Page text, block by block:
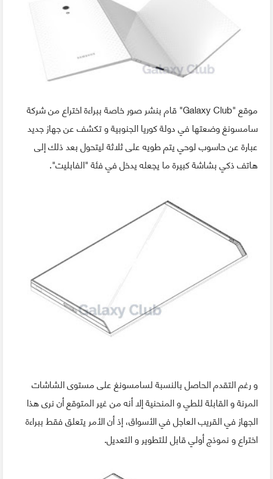
موقع "Galaxy Club" قام بنشر صور خاصة ببراءة اختراع من شركة
سامسونغ وضعتها في دولة كوريا الجنوبية و تكشف عن جهاز جديد
عبارة عن حاسوب لوحي يتم طويه على ثلاثة ليتحول بعد ذلك إلى
هاتف ذكي بشاشة كبيرة ما يجعله يدخل في فئة "الفابليت".
و رغم التقدم الحاصل بالنسبة لسامسونغ على مستوى الشاشات
المرنة و القابلة للطي و المنحنية إلا أنه من غير المتوقع أن نرى هذا
الجهاز في القريب العاجل في الأسواق، إذ أن الأمر يتعلق فقط ببراءة
اختراع و نموذج أولي قابل للتطوير و التعديل.